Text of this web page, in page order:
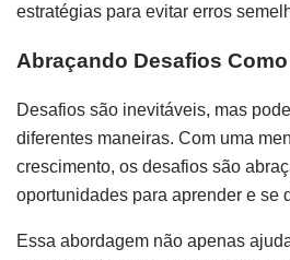
estratégias para evitar erros
Abraçando Desafios
Desafios são inevitáveis, mas
diferentes maneiras. Com uma
crescimento, os desafios são
oportunidades para aprender e se
Essa abordagem não apenas